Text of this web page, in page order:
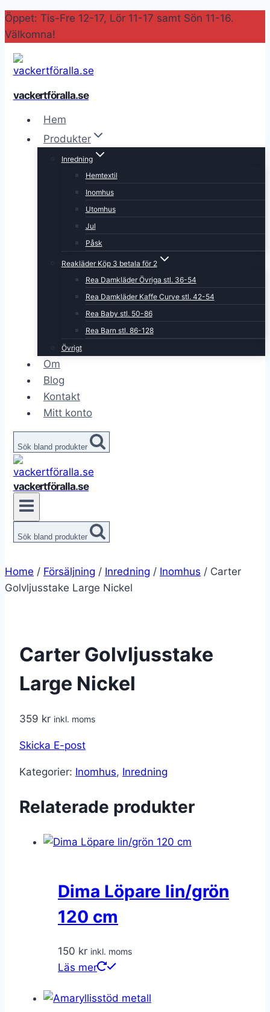
Skip
to
content
Öppet: Tis-Fre 12-17, Lör 11-17 samt Sön 11-16.
Välkomna!
vackertföralla.se
Hem
Produkter
Inredning
Hemtextil
Inomhus
Utomhus
Jul
Påsk
Reakläder Köp 3 betala för 2
Rea Damkläder Övriga stl. 36-54
Rea Damkläder Kaffe Curve stl. 42-54
Rea Baby stl. 50-86
Rea Barn stl. 86-128
Övrigt
Om
Blog
Kontakt
Mitt konto
Sök bland produkter
vackertföralla.se
Sök bland produkter
Home / Försäljning / Inredning / Inomhus / Carter
Golvljusstake Large Nickel
Carter Golvljusstake
Large Nickel
359 kr inkl. moms
Skicka E-post
Kategorier: Inomhus, Inredning
Relaterade produkter
Dima Löpare lin/grön
120 cm
150 kr inkl. moms
Läs mer